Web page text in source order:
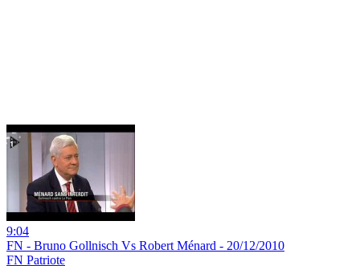
9:04
FN - Bruno Gollnisch Vs Robert Ménard - 20/12/2010
FN Patriote